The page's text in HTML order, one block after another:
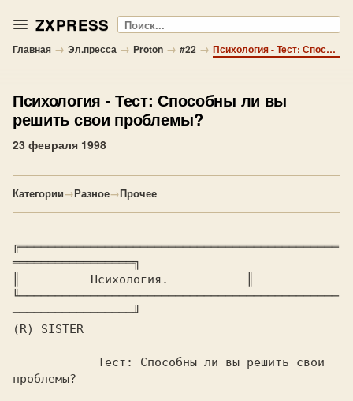
ZXPRESS Поиск
Главная → Эл.пресса → Proton → #22 → Психология - Тест: Способны ли вы решить свои проблемы?
Психология - Тест: Способны ли вы
решить свои проблемы?
23 февраля 1998
Категории→Разное→Прочее
╔═════════════════════════════════════════════
═════════════════╗
         Психология.
╙─────────────────────────────────────────────
(R) SISTER
проблемы?